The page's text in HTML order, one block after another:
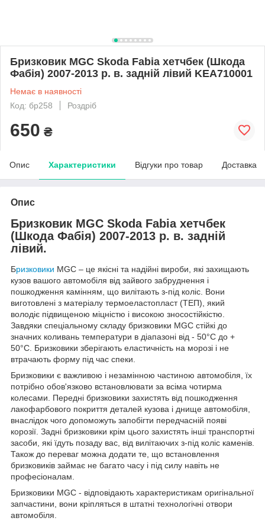
Бризковик MGC Skoda Fabia хетчбек (Шкода
Фабія) 2007-2013 р. в. задній лівий KEA710001
Немає в наявності
Код: бр258
Роздріб
650 ₴
Опис Характеристики Відгуки про товар Доставка
Опис
Бризковик MGC Skoda Fabia хетчбек
(Шкода Фабія) 2007-2013 р. в. задній
лівий.
Бризковики MGC – це якісні та надійні вироби, які захищають
кузов вашого автомобіля від зайвого забруднення і
пошкодження камінням, що вилітають з-під коліс. Вони
виготовлені з матеріалу термоеластопласт (ТЕП), який
володіє підвищеною міцністю і високою зносостійкістю.
Завдяки спеціальному складу бризковики MGC стійкі до
значних коливань температури в діапазоні від - 50°C до +
50°С. Бризковики зберігають еластичність на морозі і не
втрачають форму під час спеки.
Бризковики є важливою і незамінною частиною автомобіля, їх
потрібно обов'язково встановлювати за всіма чотирма
колесами. Передні бризковики захистять від пошкодження
лакофарбового покриття деталей кузова і днище автомобіля,
внаслідок чого допоможуть запобігти передчасній появі
корозії. Задні бризковики крім цього захистять інші транспортні
засоби, які їдуть позаду вас, від вилітаючих з-під коліс каменів.
Також до переваг можна додати те, що встановлення
бризковиків займає не багато часу і під силу навіть не
професіоналам.
Бризковики MGC - відповідають характеристикам оригінальної
запчастини, вони кріпляться в штатні технологічні отвори
автомобіля.